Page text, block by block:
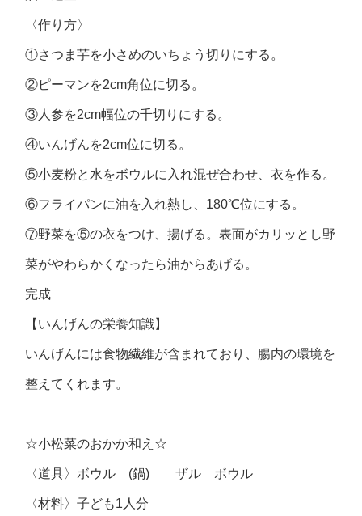
〈作り方〉
①さつま芋を小さめのいちょう切りにする。
②ピーマンを2cm角位に切る。
③人参を2cm幅位の千切りにする。
④いんげんを2cm位に切る。
⑤小麦粉と水をボウルに入れ混ぜ合わせ、衣を作る。
⑥フライパンに油を入れ熱し、180℃位にする。
⑦野菜を⑤の衣をつけ、揚げる。表面がカリッとし野
菜がやわらかくなったら油からあげる。
完成
【いんげんの栄養知識】
いんげんには食物繊維が含まれており、腸内の環境を
整えてくれます。
☆小松菜のおかか和え☆
〈道具〉ボウル (鍋) ザル ボウル
〈材料〉子ども1人分